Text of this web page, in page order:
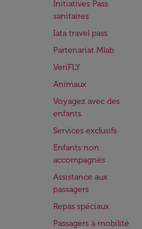
Initiatives Pass
sanitaires
Iata travel pass
Partenariat Mlab
VeriFLY
Animaux
Voyagez avec des
enfants
Services exclusifs
Enfants non
accompagnés
Assistance aux
passagers
Repas spéciaux
Passagers à mobilité